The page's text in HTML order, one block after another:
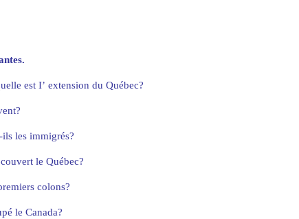
est I’ extension du Québec?
les immigrés?
le Québec?
colons?
le Canada?